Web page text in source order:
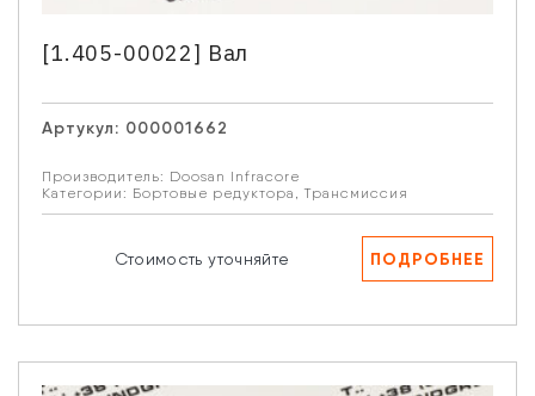
[1.405-00022] Вал
Артукул: 000001662
Производитель: Doosan Infracore
Категории: Бортовые редуктора , Трансмиссия
Стоимость уточняйте ПОДРОБНЕЕ